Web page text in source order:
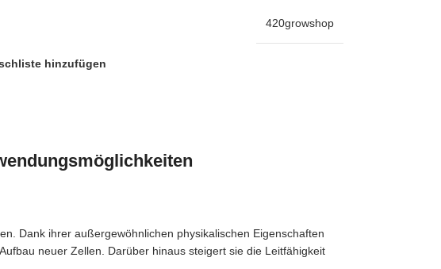
420growshop
hinzufügen
Dank ihrer außergewöhnlichen physikalischen Eigenschaften
neuer Zellen. Darüber hinaus steigert sie die Leitfähigkeit